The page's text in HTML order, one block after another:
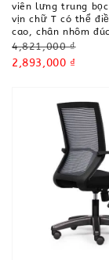
viên lưng trung
vịn chữ T có thể
cao, chân nhôm đúc
Regular
price
4,821,000 ₫
Sale
2,893,000 ₫